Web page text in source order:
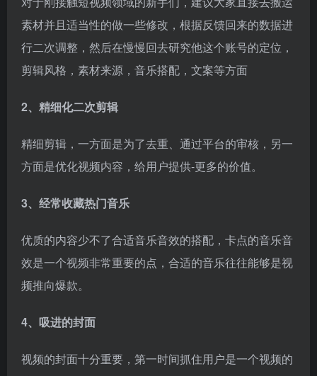
方面是优化视频内容，给用户提供-更多的价值。
3、经常收藏热门音乐
效是一个视频非常重要的点，合适的音乐往往能够是视
4、吸进的封面
视频的封面十分重要，第一时间抓住用户是一个视频的
5、前3秒吸引人亮点前置
出内容的精彩点，才会有机会吸引别人完整的看完，提